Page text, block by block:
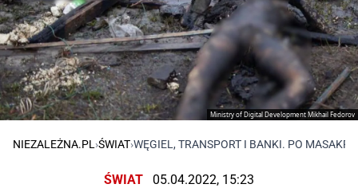
Ministry of Digital Development Mikhail Fedorov
NIEZALEŻNA.PL ›ŚWIAT›WĘGIEL, TRANSPORT I BANKI. PO
ŚWIAT 05.04.2022, 15:23